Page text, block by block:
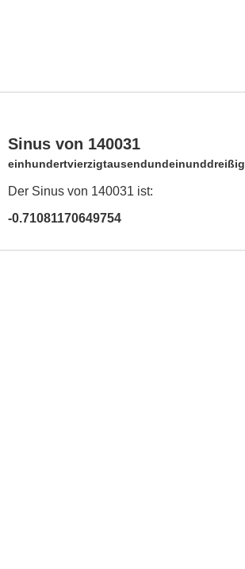
Sinus von 140031
einhundertvierzigtausendundeinunddreißig
Der Sinus von 140031 ist:
-0.71081170649754